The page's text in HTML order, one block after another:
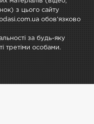
з цього сайту
обов'язково
за будь-яку
третіми особами.